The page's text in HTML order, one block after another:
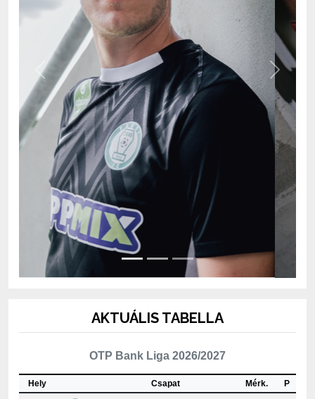
Previous Next
OTP Bank Liga 2026/2027
Csapat
1 ETO FC Győr 2 4